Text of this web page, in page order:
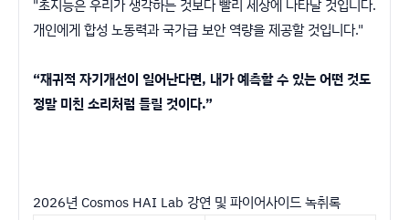
"초지능은 우리가 생각하는 것보다 빨리 세상에 나타날 것입니다.
개인에게 합성 노동력과 국가급 보안 역량을 제공할 것입니다."
“재귀적 자기개선이 일어난다면, 내가 예측할 수 있는 어떤 것도
정말 미친 소리처럼 들릴 것이다.”
2026년 Cosmos HAI Lab 강연 및 파이어사이드 녹취록